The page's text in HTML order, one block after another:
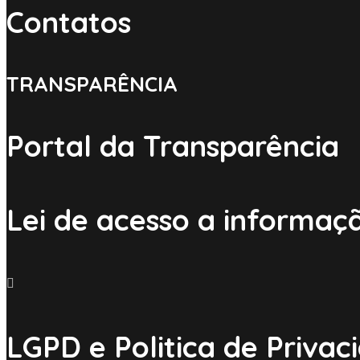
Contatos
TRANSPARÊNCIA
Portal da Transparência
Lei de acesso a
LGPD e Politica de